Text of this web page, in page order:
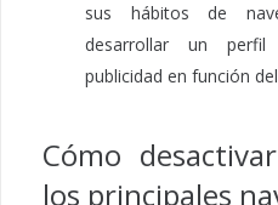
sus hábitos de
desarrollar un
publicidad en función
Cómo
los principales